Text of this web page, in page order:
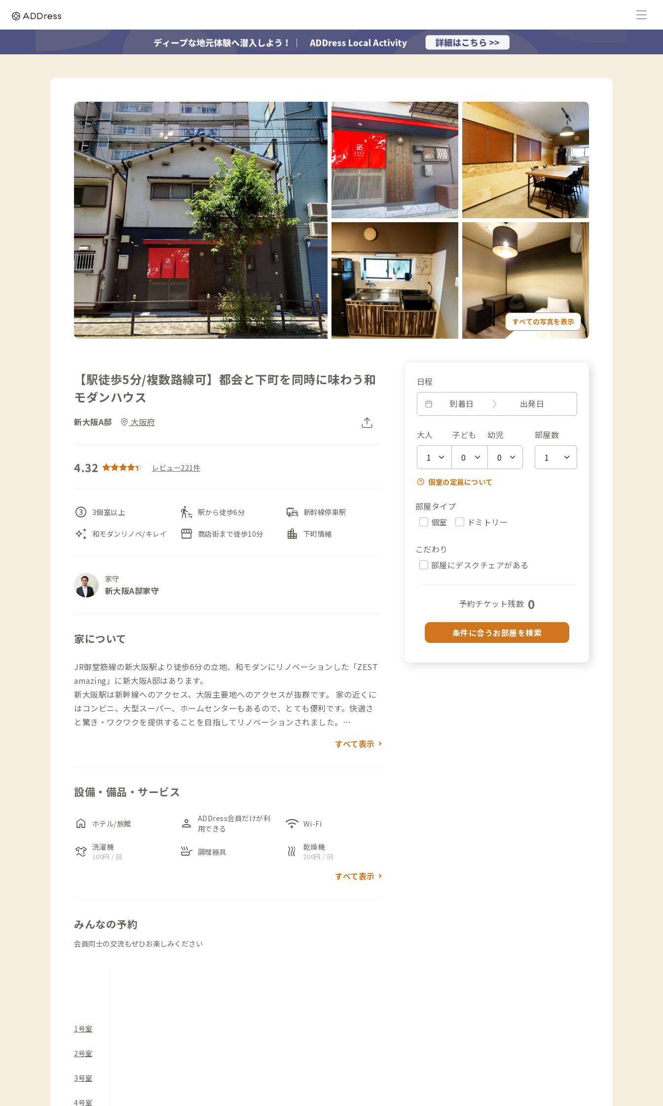
すべての写真を表示
【駅徒歩5分/複数路線可】都会と下町を同時に味わう和
モダンハウス
新大阪A邸 大阪府
4.32 レビュー221件
counter_3 3個室以上 transfer_within_a_station 駅から徒歩6分 commute 新幹線停車駅
auto_awesome 和モダンリノベ/キレイ storefront 商店街まで徒歩10分 location_city 下町情緒
家守
新大阪A邸家守
家について
JR御堂筋線の新大阪駅より徒歩6分の立地、和モダンにリノベーションした「ZEST
amazing」に新大阪A邸はあります。
新大阪駅は新幹線へのアクセス、大阪主要地へのアクセスが抜群です。 家の近くに
はコンビニ、大型スーパー、ホームセンターもあるので、とても便利です。快適さ
と驚き・ワクワクを提供することを目指してリノベーションされました。
1階共用部は、間接照明付き玄関ホール、広々としたLDK（6人掛けダイニングチェ
す。
リノベーションにより再生された和モダンな空間「ZEST amazing」の広々とした
共用スペースで、交流もお楽しみください。
すべて表示
設備・備品・サービス
home ホテル/旅館 person
ADDress会員だけが利
用できる
wifi Wi-Fi
laundry 洗濯機
100円 / 回 skillet 調理器具 heat 乾燥機
200円 / 回
すべて表示
日程
到着日
出発日
大人 子ども 幼児 部屋数
個室の定員について
部屋タイプ
個室
ドミトリー
こだわり
部屋にデスクチェアがある
予約チケット残数 0
条件に合うお部屋を検索
みんなの予約
会員同士の交流もぜひお楽しみください
1号室
2号室
3号室
4号室